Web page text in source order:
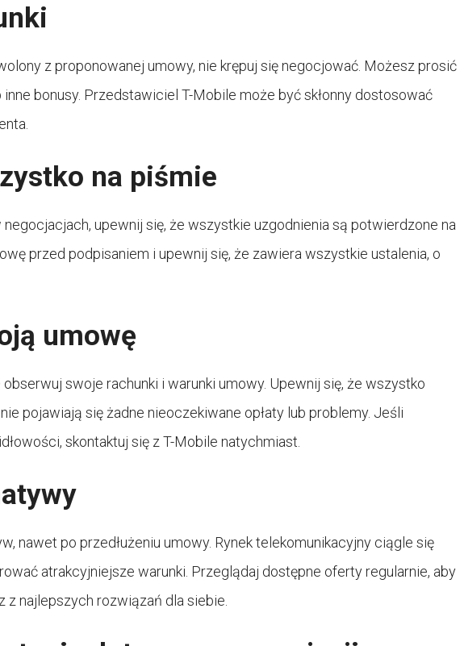
z proponowanej umowy, nie krępuj się negocjować. Możesz prosić
bonusy. Przedstawiciel T-Mobile może być skłonny dostosować
na piśmie
upewnij się, że wszystkie uzgodnienia są potwierdzone na
przed podpisaniem i upewnij się, że zawiera wszystkie ustalenia, o
umowę
swoje rachunki i warunki umowy. Upewnij się, że wszystko
pojawiają się żadne nieoczekiwane opłaty lub problemy. Jeśli
skontaktuj się z T-Mobile natychmiast.
nawet po przedłużeniu umowy. Rynek telekomunikacyjny ciągle się
atrakcyjniejsze warunki. Przeglądaj dostępne oferty regularnie, aby
z najlepszych rozwiązań dla siebie.